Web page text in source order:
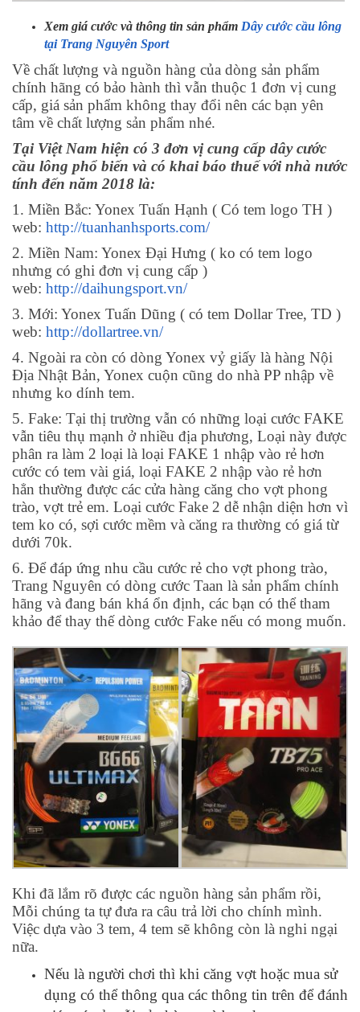
Xem giá cước và thông tin sản phẩm Dây cước cầu lông
tại Trang Nguyên Sport
Về chất lượng và nguồn hàng của dòng sản phẩm
chính hãng có bảo hành thì vẫn thuộc 1 đơn vị cung
cấp, giá sản phẩm không thay đổi nên các bạn yên
tâm về chất lượng sản phẩm nhé.
Tại Việt Nam hiện có 3 đơn vị cung cấp dây cước
cầu lông phổ biến và có khai báo thuế với nhà nước
tính đến năm 2018 là:
1. Miền Bắc: Yonex Tuấn Hạnh ( Có tem logo TH )
web: http://tuanhanhsports.com/
2. Miền Nam: Yonex Đại Hưng ( ko có tem logo
nhưng có ghi đơn vị cung cấp )
web: http://daihungsport.vn/
3. Mới: Yonex Tuấn Dũng ( có tem Dollar Tree, TD )
web: http://dollartree.vn/
4. Ngoài ra còn có dòng Yonex vỷ giấy là hàng Nội
Địa Nhật Bản, Yonex cuộn cũng do nhà PP nhập về
nhưng ko dính tem.
5. Fake: Tại thị trường vẫn có những loại cước FAKE
vẫn tiêu thụ mạnh ở nhiều địa phương, Loại này được
phân ra làm 2 loại là loại FAKE 1 nhập vào rẻ hơn
cước có tem vài giá, loại FAKE 2 nhập vào rẻ hơn
hẳn thường được các cửa hàng căng cho vợt phong
trào, vợt trẻ em. Loại cước Fake 2 dễ nhận diện hơn vì
tem ko có, sợi cước mềm và căng ra thường có giá từ
dưới 70k.
6. Để đáp ứng nhu cầu cước rẻ cho vợt phong trào,
Trang Nguyên có dòng cước Taan là sản phẩm chính
hãng và đang bán khá ổn định, các bạn có thể tham
khảo để thay thế dòng cước Fake nếu có mong muốn.
Khi đã lắm rõ được các nguồn hàng sản phẩm rồi,
Mỗi chúng ta tự đưa ra câu trả lời cho chính mình.
Việc dựa vào 3 tem, 4 tem sẽ không còn là nghi ngại
nữa.
Nếu là người chơi thì khi căng vợt hoặc mua sử
dụng có thể thông qua các thông tin trên để đánh